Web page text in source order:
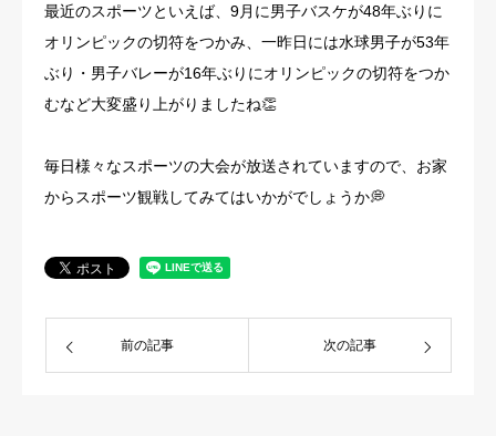
最近のスポーツといえば、9月に男子バスケが48年ぶりに
オリンピックの切符をつかみ、一昨日には水球男子が53年
ぶり・男子バレーが16年ぶりにオリンピックの切符をつか
むなど大変盛り上がりましたね👏
毎日様々なスポーツの大会が放送されていますので、お家
からスポーツ観戦してみてはいかがでしょうか💭
前の記事 次の記事